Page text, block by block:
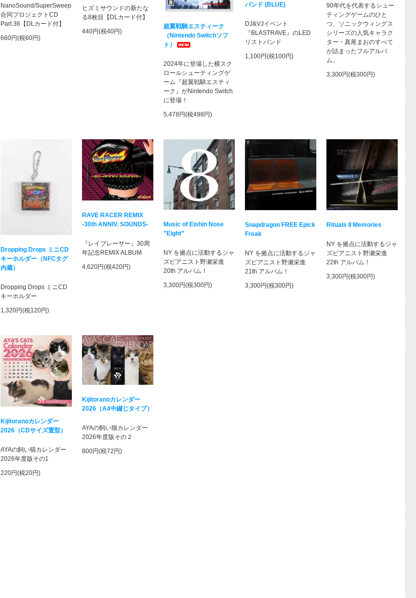
NanoSound/SuperSweep
合同プロジェクトCD
Part.36【DLカード付】
660円(税60円)
ヒズミサウンドの新たな
る8枚目【DLカード付】
440円(税40円)
超翼戦騎エスティーク
（Nintendo Switchソフ
ト）
2024年に登場した横スク
ロールシューティングゲ
ーム『超翼戦騎エスティ
ーク』がNintendo Switch
に登場！
5,478円(税498円)
バンド (BLUE)
DJ&VJイベント
『BLASTRAVE』のLED
リストバンド
1,100円(税100円)
90年代を代表するシュー
ティングゲームのひと
つ、ソニックウィングス
シリーズの人気キャラク
ター・真尾まおのすべて
が詰まったフルアルバ
ム。
3,300円(税300円)
Dropping Drops ミニCD
キーホルダー（NFCタグ
内蔵）
Dropping Drops ミニCD
キーホルダー
1,320円(税120円)
RAVE RACER REMIX
-30th ANNIV. SOUNDS-
『レイブレーサー』30周
年記念REMIX ALBUM
4,620円(税420円)
Music of Eishin Nose
”Eight”
NY を拠点に活動するジャ
ズピアニスト野瀬栄進
20th アルバム！
3,300円(税300円)
Snapdragon FREE Epick
Freak
NY を拠点に活動するジャ
ズピアニスト野瀬栄進
21th アルバム！
3,300円(税300円)
Rituals II Memories
NY を拠点に活動するジャ
ズピアニスト野瀬栄進
22th アルバム！
3,300円(税300円)
Kijitoranoカレンダー
2026（CDサイズ置型）
AYAの飼い猫カレンダー
2026年度版その1
220円(税20円)
Kijitoranoカレンダー
2026（A4中綴じタイプ）
AYAの飼い猫カレンダー
2026年度版その２
800円(税72円)